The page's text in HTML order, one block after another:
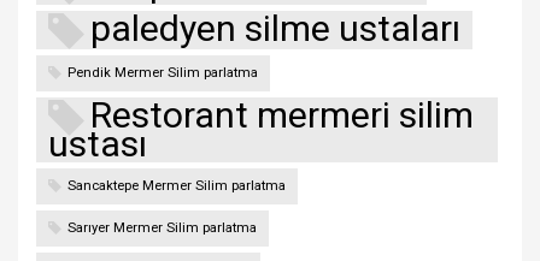
paledyen silme ustaları
Pendik Mermer Silim parlatma
Restorant mermeri silim
ustası
Sancaktepe Mermer Silim parlatma
Sarıyer Mermer Silim parlatma